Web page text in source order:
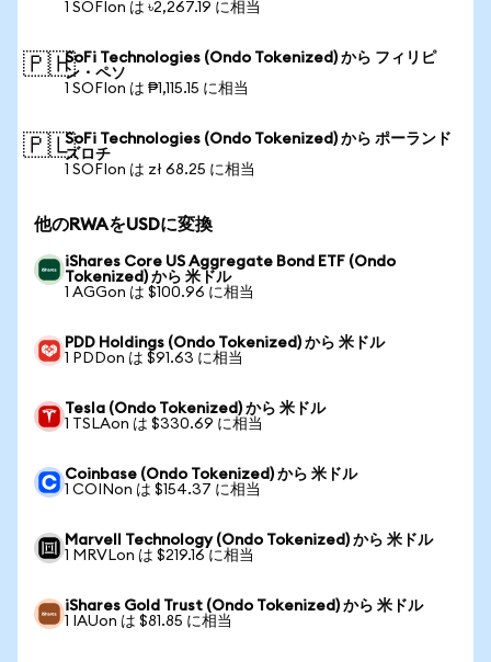
1 SOFIon は ৳2,267.19 に相当
🇵🇭SoFi Technologies (Ondo Tokenized) から フィリピ
ン・ペソ
1 SOFIon は ₱1,115.15 に相当
🇵🇱SoFi Technologies (Ondo Tokenized) から ポーランド
ズロチ
1 SOFIon は zł 68.25 に相当
他のRWAをUSDに変換
iShares Core US Aggregate Bond ETF (Ondo
Tokenized) から 米ドル
1 AGGon は $100.96 に相当
PDD Holdings (Ondo Tokenized) から 米ドル
1 PDDon は $91.63 に相当
Tesla (Ondo Tokenized) から 米ドル
1 TSLAon は $330.69 に相当
Coinbase (Ondo Tokenized) から 米ドル
1 COINon は $154.37 に相当
Marvell Technology (Ondo Tokenized) から 米ドル
1 MRVLon は $219.16 に相当
iShares Gold Trust (Ondo Tokenized) から 米ドル
1 IAUon は $81.85 に相当